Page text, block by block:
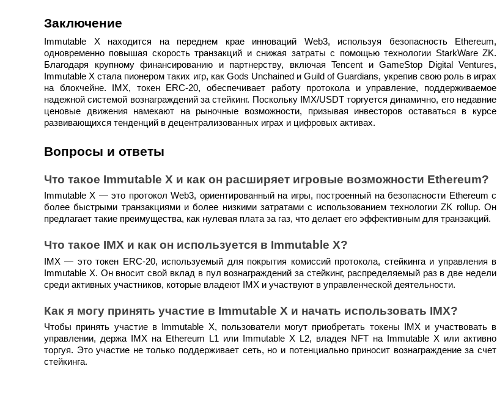
Заработок
Силовая свинья
Получайте конкурентные награды ежедневно
Стейкинг
Высокая прибыль и мгновенный доступ
Заключение
Immutable X находится на переднем крае инноваций Web3, используя безопасность Ethereum,
одновременно повышая скорость транзакций и снижая затраты с помощью технологии StarkWare ZK.
Благодаря крупному финансированию и партнерству, включая Tencent и GameStop Digital Ventures,
Immutable X стала пионером таких игр, как Gods Unchained и Guild of Guardians, укрепив свою роль в играх
на блокчейне. IMX, токен ERC-20, обеспечивает работу протокола и управление, поддерживаемое
надежной системой вознаграждений за стейкинг. Поскольку IMX/USDT торгуется динамично, его недавние
ценовые движения намекают на рыночные возможности, призывая инвесторов оставаться в курсе
развивающихся тенденций в децентрализованных играх и цифровых активах.
Вопросы и ответы
Что такое Immutable X и как он расширяет игровые возможности Ethereum?
Immutable X — это протокол Web3, ориентированный на игры, построенный на безопасности Ethereum с
более быстрыми транзакциями и более низкими затратами с использованием технологии ZK rollup. Он
предлагает такие преимущества, как нулевая плата за газ, что делает его эффективным для транзакций.
Что такое IMX и как он используется в Immutable X?
IMX — это токен ERC-20, используемый для покрытия комиссий протокола, стейкинга и управления в
Immutable X. Он вносит свой вклад в пул вознаграждений за стейкинг, распределяемый раз в две недели
среди активных участников, которые владеют IMX и участвуют в управленческой деятельности.
Как я могу принять участие в Immutable X и начать использовать IMX?
Чтобы принять участие в Immutable X, пользователи могут приобретать токены IMX и участвовать в
управлении, держа IMX на Ethereum L1 или Immutable X L2, владея NFT на Immutable X или активно
торгуя. Это участие не только поддерживает сеть, но и потенциально приносит вознаграждение за счет
стейкинга.